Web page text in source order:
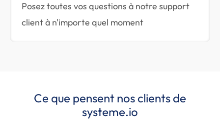
Posez toutes vos questions à notre support
client à n'importe quel moment
Ce que pensent nos clients de
systeme.io